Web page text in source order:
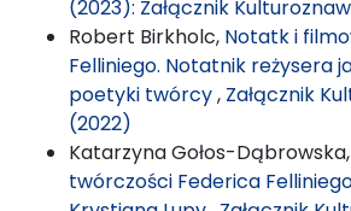
(2023): Załącznik
Robert Birkholc, Notatk i
Felliniego. Notatnik reżysera
poetyki twórcy, Załącznik
(2022)
Katarzyna Gołos-Dąbrowska,
twórczości Federica